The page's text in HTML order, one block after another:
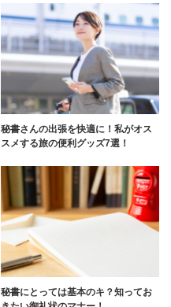
秘書さんの出張を快適に！私がオス
スメする旅の便利グッズ7選！
秘書にとっては基本のキ？知ってお